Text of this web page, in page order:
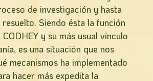
de investigación y hasta
Siendo ésta la función
y su más usual vínculo
es una situación que nos
mecanismos ha implementado
hacer más expedita la